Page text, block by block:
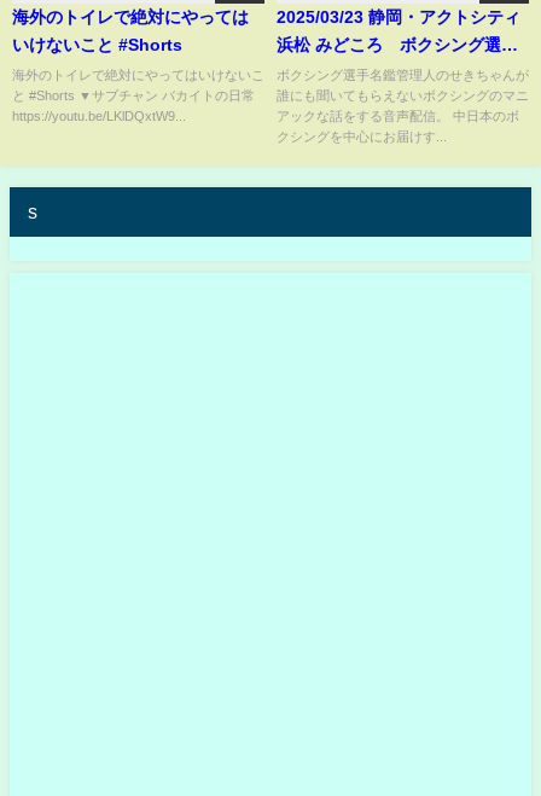
海外のトイレで絶対にやっては
いけないこと #Shorts
海外のトイレで絶対にやってはいけないこ
と #Shorts ▼サブチャン バカイトの日常
https://youtu.be/LKlDQxtW9...
2025/03/23 静岡・アクトシティ
浜松 みどころ ボクシング選手
名鑑ラジオ
ボクシング選手名鑑管理人のせきちゃんが
誰にも聞いてもらえないボクシングのマニ
アックな話をする音声配信。 中日本のボ
クシングを中心にお届けす...
s